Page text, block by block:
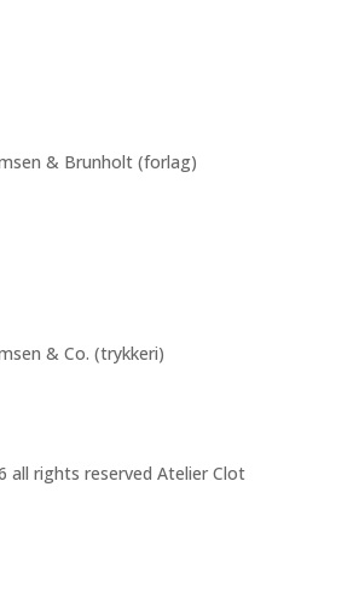
& Brunholt (forlag)
& Co. (trykkeri)
all rights reserved Atelier Clot